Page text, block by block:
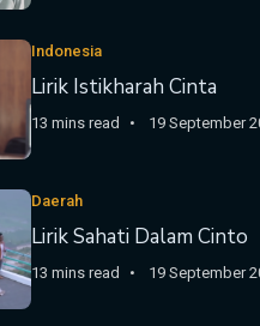
Indonesia
Lirik Istikharah Cinta
13 mins read 19 September
Daerah
Lirik Sahati Dalam Cinto
13 mins read 19 September